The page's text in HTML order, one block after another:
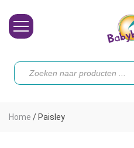
Toebehoren
Producten
zoeken
Home / Paisley